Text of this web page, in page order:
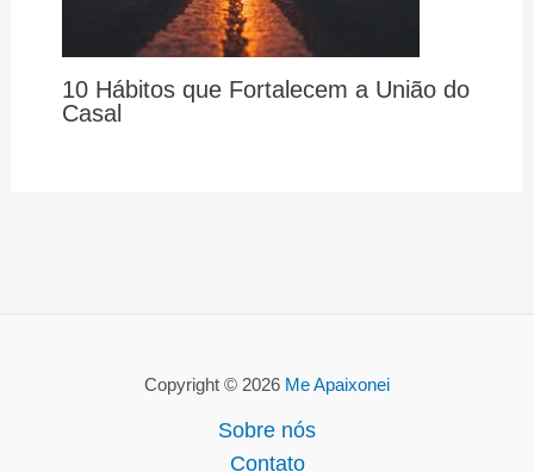
10 Hábitos que Fortalecem a União do
Casal
Copyright © 2026 Me Apaixonei
Sobre nós
Contato